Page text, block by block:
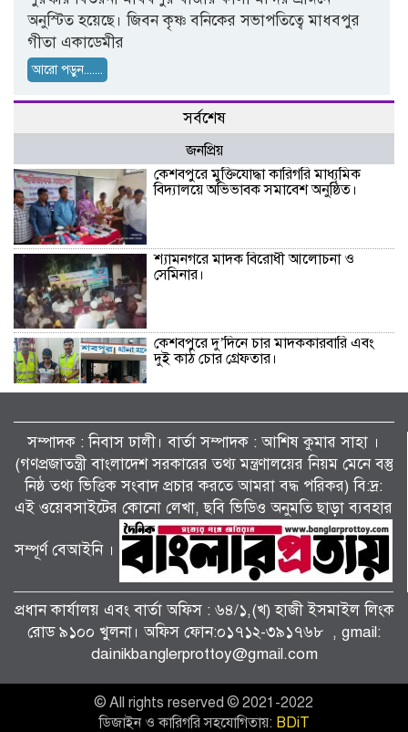
অনুস্টিত হয়েছে। জিবন কৃষ্ণ বনিকের সভাপতিত্বে মাধবপুর
গীতা একাডেমীর
আরো পড়ুন.......
সর্বশেষ
জনপ্রিয়
কেশবপুরে মুক্তিযোদ্ধা কারিগরি মাধ্যমিক
বিদ্যালয়ে অভিভাবক সমাবেশ অনুষ্ঠিত।
শ্যামনগরে মাদক বিরোধী আলোচনা ও
সেমিনার।
কেশবপুরে দু’দিনে চার মাদককারবারি এবং
দুই কাঠ চোর গ্রেফতার।
তালা থানার ওসি সাখাওয়াত হোসেনের
নেতৃত্বে বিশেষ অভিযানে মাদক কারবারি, ভ্যান
চোর ও সাজাপ্রাপ্ত আসামিসহ ৬ জন আটক।
তালা উপজেলা আইনশৃঙ্খলা কমিটির সভা
অনুষ্ঠিত।
বিলাইছড়িতে সিআর মামলার আসামি
আটক ।
সহিংসতা প্রতিরোধে এ্যাডভোকেসী সভা।
সম্পাদক : নিবাস ঢালী। বার্তা সম্পাদক : আশিষ কুমাৱ সাহা ।
(গণপ্রজাতন্ত্রী বাংলাদেশ সরকারের তথ্য মন্ত্রণালয়ের নিয়ম মেনে বস্তু
নিষ্ঠ তথ্য ভিত্তিক সংবাদ প্রচার করতে আমরা বদ্ধ পরিকর) বি:দ্র:
এই ওয়েবসাইটের কোনো লেখা, ছবি ভিডিও অনুমতি ছাড়া ব্যবহার
সম্পূর্ণ বেআইনি ।
প্রধান কার্যালয় এবং বার্তা অফিস : ৬৪/১,(খ) হাজী ইসমাইল লিংক
রোড ৯১০০ খুলনা। অফিস ফোন:০১৭১২-৩৯১৭৬৮ , gmail:
dainikbanglerprottoy@gmail.com
© All rights reserved © 2021-2022
ডিজাইন ও কারিগরি সহযোগিতায়: BDiT